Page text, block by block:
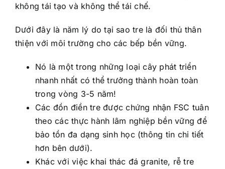
không tái tạo và không thể tái chế.
Dưới đây là năm lý do tại sao tre là đối thủ thân
thiện với môi trường cho các bếp bền vững.
Nó là một trong những loại cây phát triển
nhanh nhất có thể trưởng thành hoàn toàn
trong vòng 3-5 năm!
Các đồn điền tre được chứng nhận FSC tuân
theo các thực hành lâm nghiệp bền vững để
bảo tồn đa dạng sinh học (thông tin chi tiết
hơn bên dưới).
Khác với việc khai thác đá granite, rễ tre